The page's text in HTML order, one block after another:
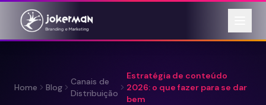
Home Blog
Canais de
Distribuição
Estratégia de conteúdo
2026: o que fazer para se dar
bem